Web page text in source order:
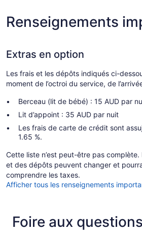
Renseignements
Extras en option
Les frais et les dépôts indiqués ci-
moment de l’octroi du service, de
Berceau (lit de bébé) : 15 AUD par
Lit d’appoint : 35 AUD par nuit
Les frais de carte de crédit sont
1.65 %.
Cette liste n’est peut-être pas
et des dépôts peuvent changer et
comprendre les taxes.
Afficher tous les renseignements
Foire aux questions